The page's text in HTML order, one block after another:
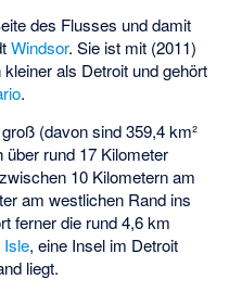
des Flusses und damit
Windsor. Sie ist mit (2011)
als Detroit und gehört
.
(davon sind 359,4 km²
rund 17 Kilometer
10 Kilometern am
am westlichen Rand ins
ferner die rund 4,6 km
Isle, eine Insel im Detroit
liegt.